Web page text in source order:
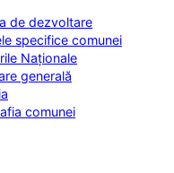
de dezvoltare
specifice comunei
Naționale
generală
comunei